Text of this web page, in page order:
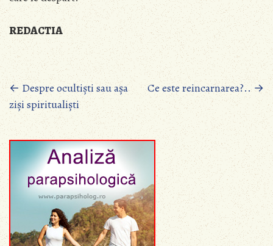
REDACTIA
Posts
navigation
← Despre ocultiști sau așa
ziși spiritualiști
Ce este reincarnarea?..→